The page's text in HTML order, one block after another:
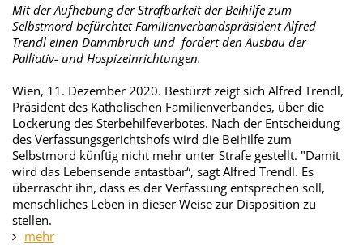
Mit der Aufhebung der Strafbarkeit der Beihilfe zum
Selbstmord befürchtet Familienverbandspräsident Alfred
Trendl einen Dammbruch und fordert den Ausbau der
Palliativ- und Hospizeinrichtungen.
Wien, 11. Dezember 2020. Bestürzt zeigt sich Alfred Trendl,
Präsident des Katholischen Familienverbandes, über die
Lockerung des Sterbehilfeverbotes. Nach der Entscheidung
des Verfassungsgerichtshofs wird die Beihilfe zum
Selbstmord künftig nicht mehr unter Strafe gestellt. "Damit
wird das Lebensende antastbar“, sagt Alfred Trendl. Es
überrascht ihn, dass es der Verfassung entsprechen soll,
menschliches Leben in dieser Weise zur Disposition zu
stellen.
mehr